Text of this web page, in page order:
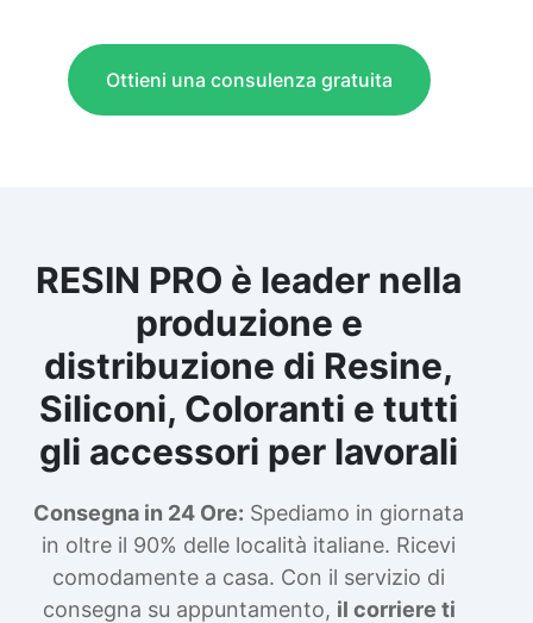
Ottieni una consulenza gratuita
RESIN PRO è leader nella
produzione e
distribuzione di Resine,
Siliconi, Coloranti e tutti
gli accessori per lavorali
Consegna in 24 Ore: Spediamo in giornata
in oltre il 90% delle località italiane. Ricevi
comodamente a casa. Con il servizio di
consegna su appuntamento, il corriere ti